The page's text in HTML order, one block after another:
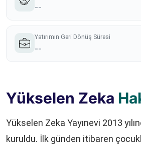
--
Yatırımın Geri Dönüş Süresi
--
Yükselen Zeka
Yükselen Zeka Yayınevi 2013
kuruldu. İlk günden itibaren